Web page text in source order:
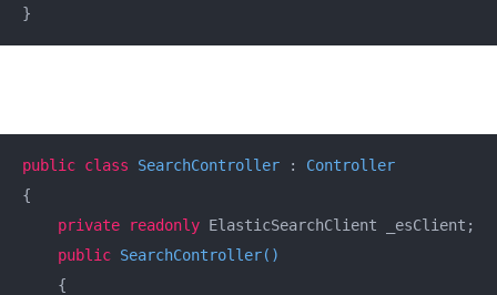
}
public class SearchController : Controller
{
private
readonly ElasticSearchClient _esClient;
public SearchController( )
    {